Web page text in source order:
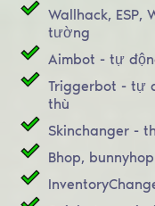
Wallhack, ESP,
tường
Aimbot - tự
Triggerbot - tự
thù
Skinchanger -
Bhop,